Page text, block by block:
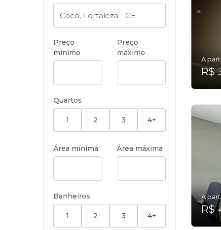
Preço
mínimo
Preço
máximo
Quartos
1 2 3 4+
Área mínima Área máxima
Banheiros
1 2 3 4+
A
R$
A
R$